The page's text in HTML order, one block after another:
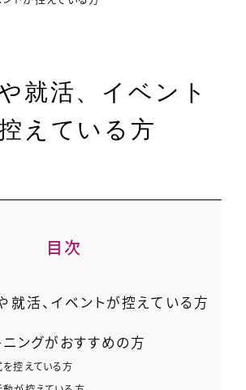
就活、イベント
えている方
目次
就活、イベントが控えている方
ニングがおすすめの方
控えている方